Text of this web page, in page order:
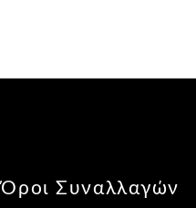
Όροι Συναλλαγών